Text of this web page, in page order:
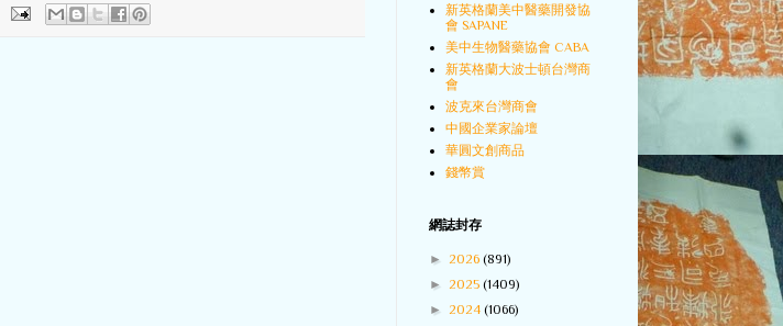
新英格蘭美中醫藥開發協
會 SAPANE
美中生物醫藥協會 CABA
新英格蘭大波士頓台灣商
會
波克來台灣商會
中國企業家論壇
華圓文創商品
錢幣賞
網誌封存
► 2026 (891)
► 2025 (1409)
► 2024 (1066)